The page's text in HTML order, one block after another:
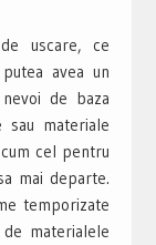
uscare, ce
avea un
de baza
materiale
cel pentru
mai departe.
temporizate
materialele